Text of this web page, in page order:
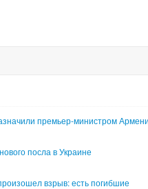
премьер-министром
посла в Украине
взрыв: есть погибшие